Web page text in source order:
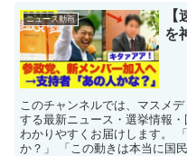
ニュース動画
を
このチャンネルでは、マスメ
する最新ニュース・選挙情報
わかりやすくお届けします。
か？」 「この動きは本当に国